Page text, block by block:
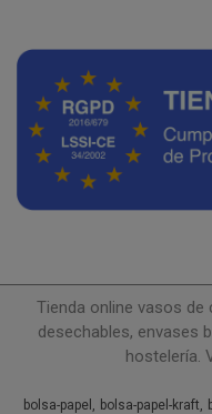
Tienda online vasos
desechables, envases
hostelería.
bolsa-papel bolsa-papel-kraft